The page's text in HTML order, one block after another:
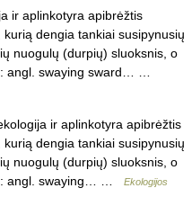
ir aplinkotyra apibrėžtis
dengia tankiai susipynusių
nuogulų (durpių) sluoksnis, o
angl. swaying sward… …
ir aplinkotyra apibrėžtis
dengia tankiai susipynusių
nuogulų (durpių) sluoksnis, o
angl. swaying… …
Ekologijos